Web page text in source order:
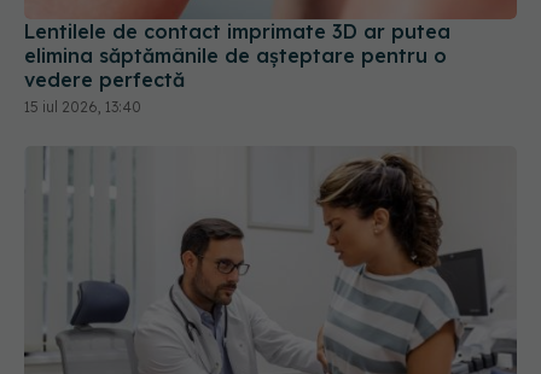
Lentilele de contact imprimate 3D ar putea
elimina săptămânile de așteptare pentru o
vedere perfectă
15 iul 2026, 13:40